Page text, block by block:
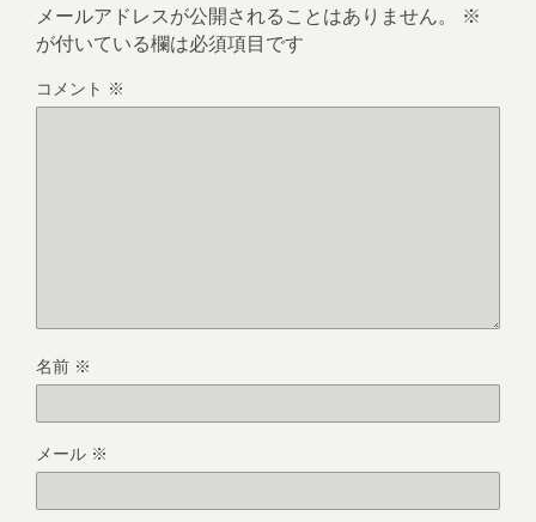
メールアドレスが公開されることはありません。
※
が付いている欄は必須項目です
コメント ※
名前 ※
メール ※